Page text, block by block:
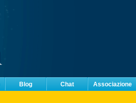
Blog Chat Associazione